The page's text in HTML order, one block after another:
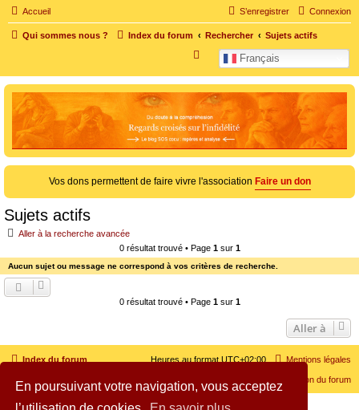
En poursuivant votre navigation, vous acceptez
Accueil Connexion
S’enregistrer
Qui sommes nous ? Index du forum Rechercher Sujets actifs
Français
c
e
r
Vos dons permettent de faire vivre l'association Faire un don
Sujets actifs
Aller à la recherche avancée
0 résultat trouvé • Page 1sur 1
Aucun sujet ou message ne correspond à vos critères de recherche.
0 résultat trouvé • Page 1sur 1
Aller à
Index du forum Mentions légales
Heures au formatUTC+02:00
Guide d'utilisation du forum
Supprimer les cookies
Nous contacter
Copyright © 2005 - 2026 SOS cocu All rights reserved.